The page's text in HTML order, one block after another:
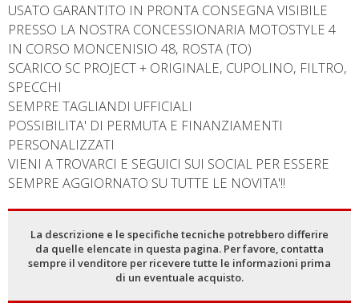
USATO GARANTITO IN PRONTA CONSEGNA VISIBILE
PRESSO LA NOSTRA CONCESSIONARIA MOTOSTYLE 4
IN CORSO MONCENISIO 48, ROSTA (TO)
SCARICO SC PROJECT + ORIGINALE, CUPOLINO, FILTRO,
SPECCHI
SEMPRE TAGLIANDI UFFICIALI
POSSIBILITA' DI PERMUTA E FINANZIAMENTI
PERSONALIZZATI
VIENI A TROVARCI E SEGUICI SUI SOCIAL PER ESSERE
SEMPRE AGGIORNATO SU TUTTE LE NOVITA'!!
La descrizione e le specifiche tecniche potrebbero differire
da quelle elencate in questa pagina. Per favore, contatta
sempre il venditore per ricevere tutte le informazioni prima
di un eventuale acquisto.